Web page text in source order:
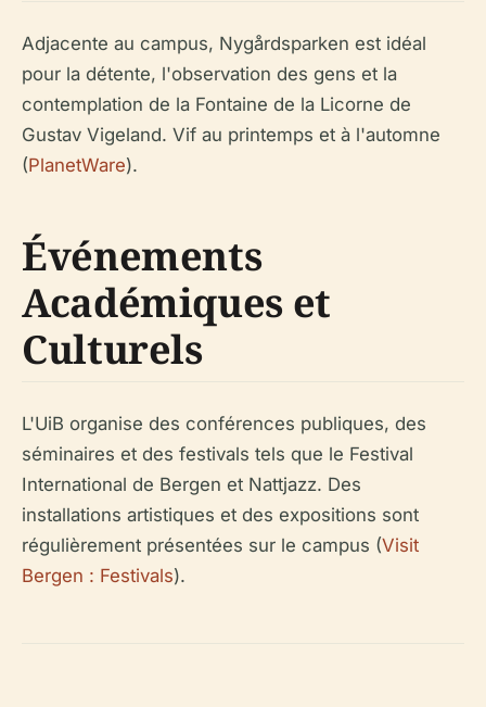
Adjacente au campus, Nygårdsparken est idéal
pour la détente, l'observation des gens et la
contemplation de la Fontaine de la Licorne de
Gustav Vigeland. Vif au printemps et à l'automne
(PlanetWare).
Événements
Académiques et
Culturels
L'UiB organise des conférences publiques, des
séminaires et des festivals tels que le Festival
International de Bergen et Nattjazz. Des
installations artistiques et des expositions sont
régulièrement présentées sur le campus (Visit
Bergen : Festivals).